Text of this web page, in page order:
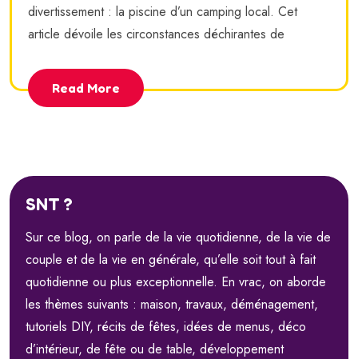
divertissement : la piscine d’un camping local. Cet
article dévoile les circonstances déchirantes de
Read More
SNT ?
Sur ce blog, on parle de la vie quotidienne, de la vie de
couple et de la vie en générale, qu’elle soit tout à fait
quotidienne ou plus exceptionnelle. En vrac, on aborde
les thèmes suivants : maison, travaux, déménagement,
tutoriels DIY, récits de fêtes, idées de menus, déco
d’intérieur, de fête ou de table, développement